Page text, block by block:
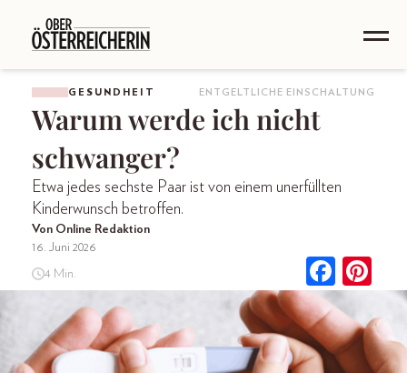
GESUNDHEIT ENTGELTLICHE EINSCHALTUNG
Warum werde ich nicht
schwanger?
Etwa jedes sechste Paar ist von einem unerfüllten
Kinderwunsch betroffen.
Von Online Redaktion
16. Juni 2026
4 Min.